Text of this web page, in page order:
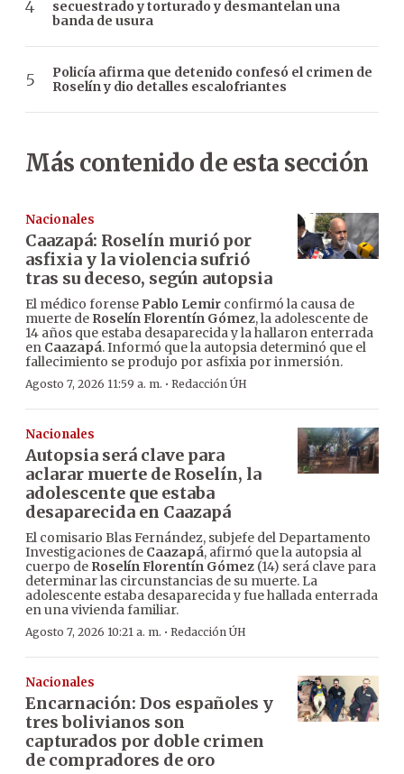
secuestrado y torturado y desmantelan una
banda de usura
Policía afirma que detenido confesó el crimen de
Roselín y dio detalles escalofriantes
Más contenido de esta sección
Nacionales
Caazapá: Roselín murió por
asfixia y la violencia sufrió
tras su deceso, según autopsia
El médico forense Pablo Lemir confirmó la causa de
muerte de Roselín Florentín Gómez, la adolescente de
14 años que estaba desaparecida y la hallaron enterrada
en Caazapá. Informó que la autopsia determinó que el
fallecimiento se produjo por asfixia por inmersión.
Agosto 7, 2026 11:59 a. m. · Redacción ÚH
Nacionales
Autopsia será clave para
aclarar muerte de Roselín, la
adolescente que estaba
desaparecida en Caazapá
El comisario Blas Fernández, subjefe del Departamento
Investigaciones de Caazapá, afirmó que la autopsia al
cuerpo de Roselín Florentín Gómez (14) será clave para
determinar las circunstancias de su muerte. La
adolescente estaba desaparecida y fue hallada enterrada
en una vivienda familiar.
Agosto 7, 2026 10:21 a. m. · Redacción ÚH
Nacionales
Encarnación: Dos españoles y
tres bolivianos son
capturados por doble crimen
de compradores de oro